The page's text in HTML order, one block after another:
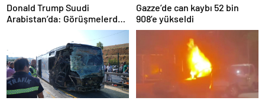
Donald Trump Suudi
Arabistan’da: Görüşmelerde
Gazze’de can kaybı 52 bin
908’e yükseldi